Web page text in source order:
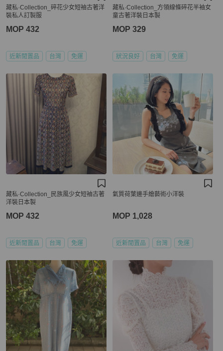
藏私·Collection_碎花少女短袖古著洋
裝私人訂製服
MOP 432
近新閒置品 台灣 免運
藏私·Collection_方領線條碎花半袖女
童古著洋裝日本製
MOP 329
狀況良好 台灣 免運
藏私·Collection_民族風少女短袖古著
洋裝日本製
MOP 432
近新閒置品 台灣 免運
氣質荷葉邊手繪藝術小洋裝
MOP 1,028
近新閒置品 台灣 免運